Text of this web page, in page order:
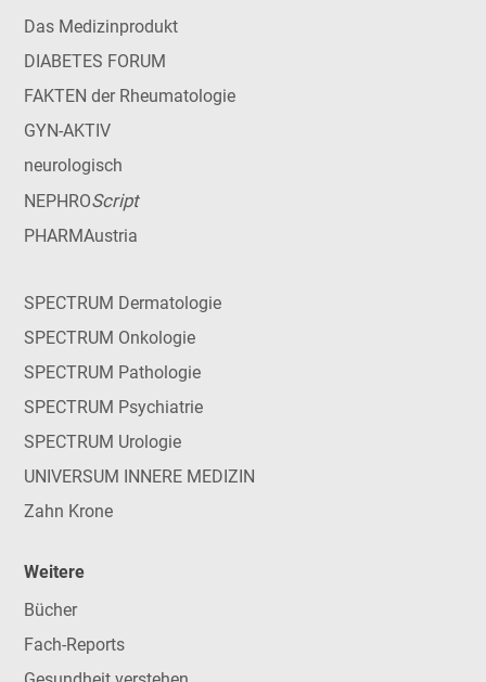
Das Medizinprodukt
DIABETES FORUM
FAKTEN der Rheumatologie
GYN-AKTIV
neurologisch
NEPHROScript
PHARMAustria
SPECTRUM Dermatologie
SPECTRUM Onkologie
SPECTRUM Pathologie
SPECTRUM Psychiatrie
SPECTRUM Urologie
UNIVERSUM INNERE MEDIZIN
Zahn Krone
Weitere
Bücher
Fach-Reports